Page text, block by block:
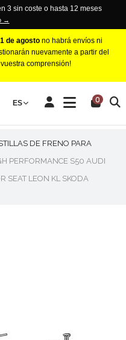
3 sin coste o hasta 12 meses
→
de agostono habrá envíos ni
nuevamente a partir del
vuestra comprensión!
ES 0
DE FRENO PARA
PERFORMANCE S50 AUDI
SEAT LEON KL SKODA